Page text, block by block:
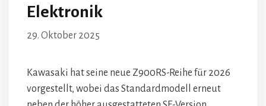
Elektronik
29. Oktober 2025
Kawasaki hat seine neue Z900RS-Reihe für 2026
vorgestellt, wobei das Standardmodell erneut